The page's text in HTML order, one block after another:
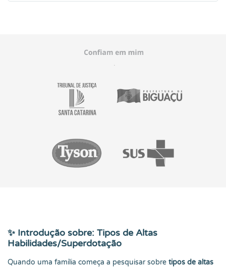
✨ Introdução sobre: Tipos de Altas
Habilidades/Superdotação
Quando uma família começa a pesquisar sobre tipos de altas